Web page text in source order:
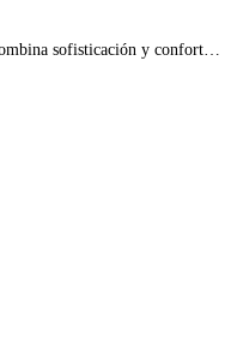
sofisticación y confort…